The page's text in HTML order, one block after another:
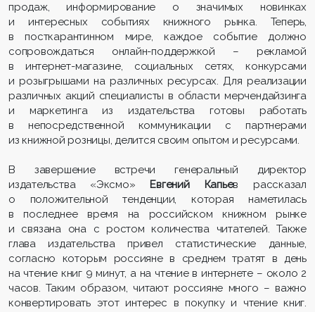
продаж, информирование о значимых новинках
и интересных событиях книжного рынка. Теперь,
в посткарантинном мире, каждое событие должно
сопровождаться онлайн-поддержкой – рекламой
в интернет-магазине, социальных сетях, конкурсами
и розыгрышами на различных ресурсах. Для реализации
различных акций специалисты в области мерчендайзинга
и маркетинга из издательства готовы работать
в непосредственной коммуникации с партнерами
из книжной розницы, делится своим опытом и ресурсами.
В завершение встречи генеральный директор
издательства «Эксмо» Евгений Капьев рассказал
о положительной тенденции, которая наметилась
в последнее время на российском книжном рынке
и связана она с ростом количества читателей. Также
глава издательства привел статистические данные,
согласно которым россияне в среднем тратят в день
на чтение книг 9 минут, а на чтение в интернете – около 2
часов. Таким образом, читают россияне много – важно
конвертировать этот интерес в покупку и чтение книг.